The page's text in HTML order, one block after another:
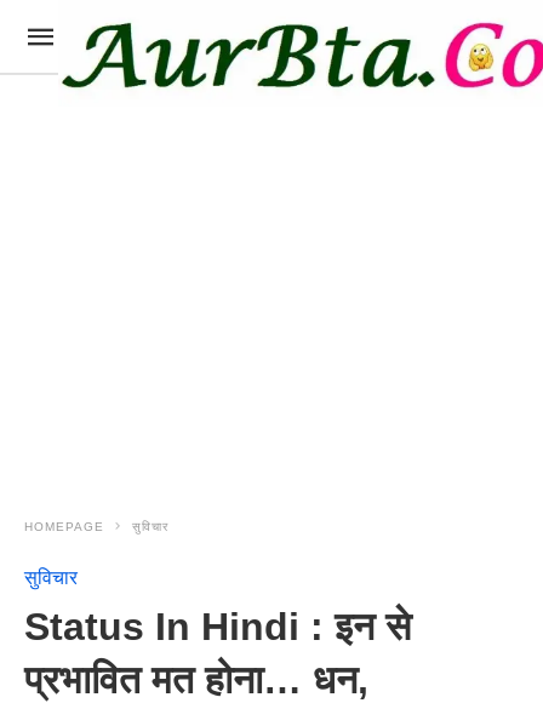
HOMEPAGE सुविचार
सुविचार
Status In Hindi : इन से
प्रभावित मत होना… धन,